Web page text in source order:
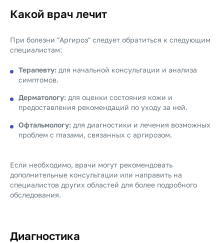
Какой врач лечит
При болезни "Аргироз" следует обратиться к следующим
специалистам:
Терапевту: для начальной консультации и анализа
симптомов.
Дерматологу: для оценки состояния кожи и
предоставления рекомендаций по уходу за ней.
Офтальмологу: для диагностики и лечения возможных
проблем с глазами, связанных с аргирозом.
Если необходимо, врачи могут рекомендовать
дополнительные консультации или направить на
специалистов других областей для более подробного
обследования.
Диагностика